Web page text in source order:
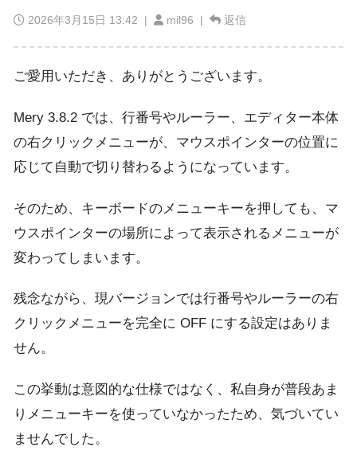
2026年3月15日 13:42 | mil96 | 返信
ご愛用いただき、ありがとうございます。
Mery 3.8.2 では、行番号やルーラー、エディター本体
の右クリックメニューが、マウスポインターの位置に
応じて自動で切り替わるようになっています。
そのため、キーボードのメニューキーを押しても、マ
ウスポインターの場所によって表示されるメニューが
変わってしまいます。
残念ながら、現バージョンでは行番号やルーラーの右
クリックメニューを完全に OFF にする設定はありま
せん。
この挙動は意図的な仕様ではなく、私自身が普段あま
りメニューキーを使っていなかったため、気づいてい
ませんでした。